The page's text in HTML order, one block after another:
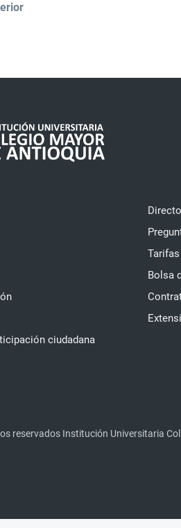
ciudadana
Tarifas
Bolsa
reservados Institución Universitaria